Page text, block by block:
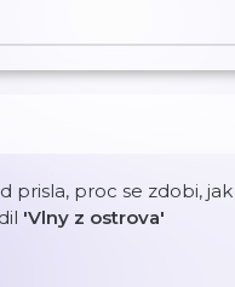
prisla, proc se zdobi,
'Vlny z ostrova'